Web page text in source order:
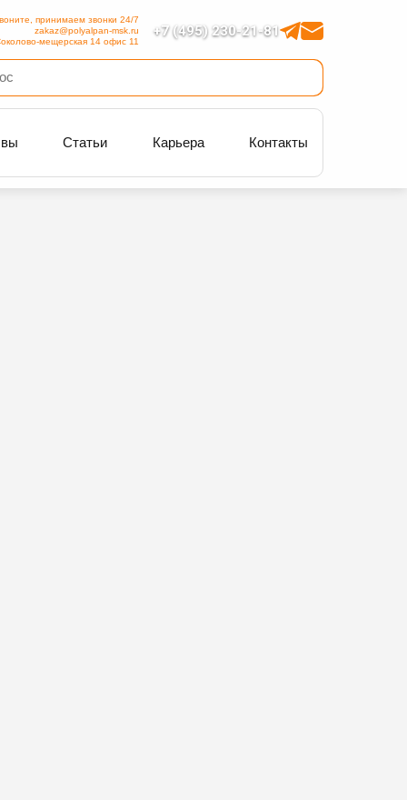
+7 (495) 230-21-81
принимаем звонки 24/7
zakaz@polyalpan-msk.ru
мещерская 14 офис 11
Статьи Карьера Контакты